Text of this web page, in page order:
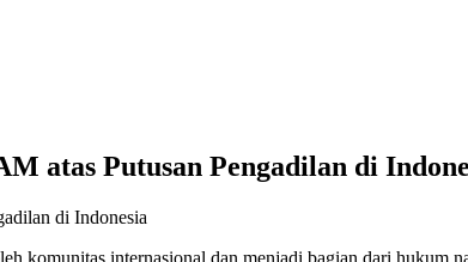
atas Putusan Pengadilan di
di Indonesia
komunitas internasional dan menjadi bagian dari hukum